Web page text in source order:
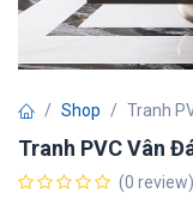
Shop Tranh
Tranh PVC Vân
(0 review)